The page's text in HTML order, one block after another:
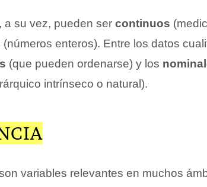
a su vez, pueden ser continuos
(números enteros). Entre los datos
(que pueden ordenarse) y los
intrínseco o natural).
variables relevantes en muchos